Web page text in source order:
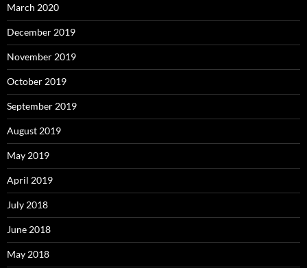
March 2020
December 2019
November 2019
October 2019
September 2019
August 2019
May 2019
April 2019
July 2018
June 2018
May 2018